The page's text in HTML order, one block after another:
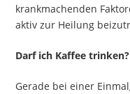
krankmachenden
aktiv zur Heilung
Darf ich Kaffee trinken?
Gerade bei einer